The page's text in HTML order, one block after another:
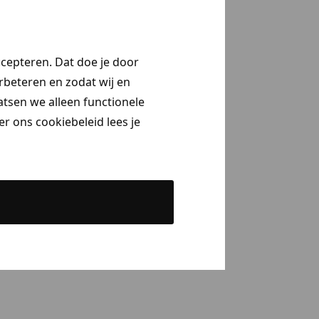
Dat doe je door
en zodat wij en
we alleen functionele
ons cookiebeleid lees je